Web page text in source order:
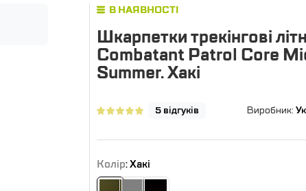
В НАЯВНОСТІ
Шкарпетки трекінгові
Combatant Patrol Core
Summer. Хакі
5 відгуків Виробник:
Колір: Хакі